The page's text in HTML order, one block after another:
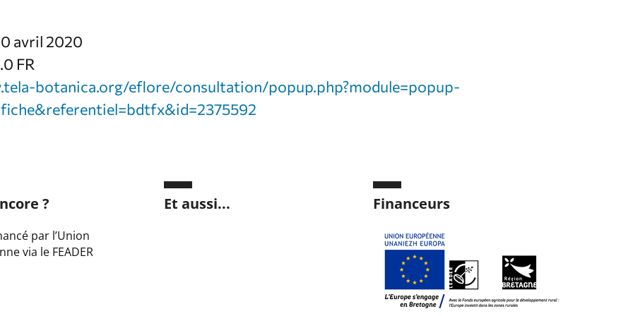
avril 2020
FR
botanica.org/eflore/consultation/popup.php?module=popup-
?
par l’Union
via le FEADER
Et aussi... Financeurs